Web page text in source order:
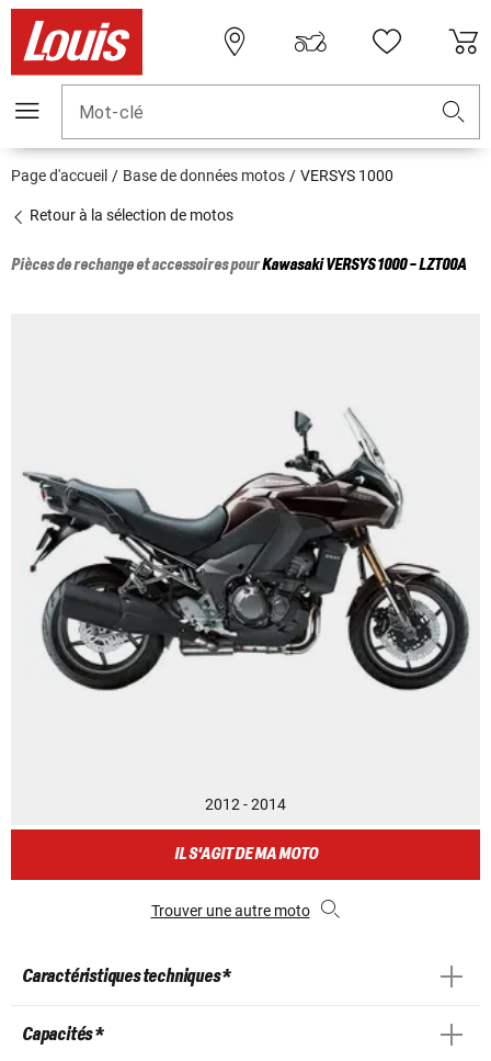
Mot-clé
Page d'accueil Base de données motos VERSYS 1000
Retour à la sélection de motos
Pièces de rechange et accessoires pourKawasakiVERSYS 1000 - LZT00A
2012 - 2014
IL S'AGIT DE MA MOTO
Trouver une autre moto
Caractéristiques techniques *
Capacités *